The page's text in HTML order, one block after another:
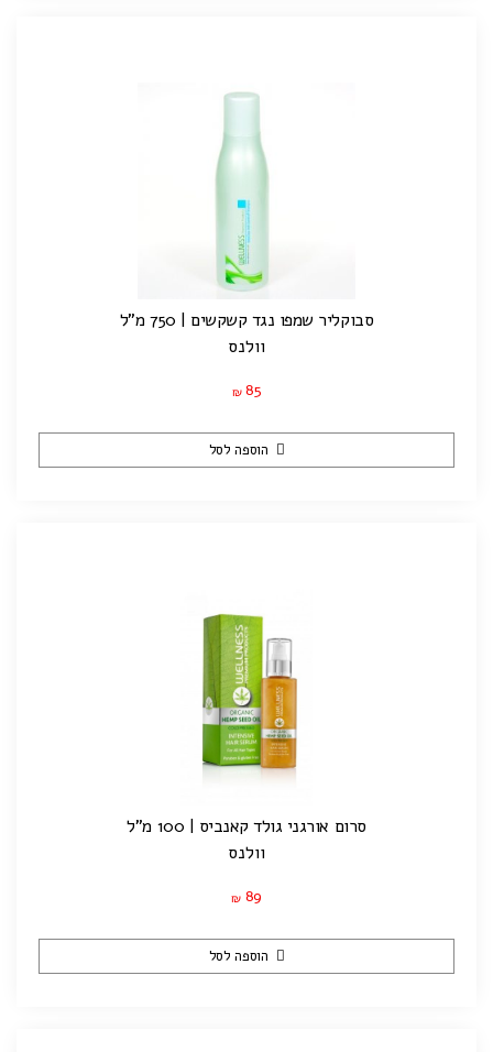
סבוקליר שמפו נגד קשקשים | 750 מ"ל
וולנס
₪ 85
הוספה לסל
סרום אורגני גולד קאנביס | 100 מ"ל
וולנס
₪ 89
הוספה לסל